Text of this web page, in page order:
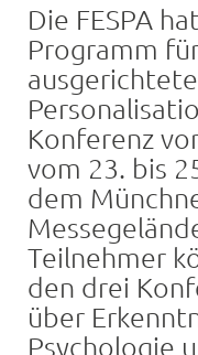
Die FESPA
Programm
ausgerichtete
Konferenz
vom 23. bis
dem
Teilnehmer
den drei
über
Psychologie